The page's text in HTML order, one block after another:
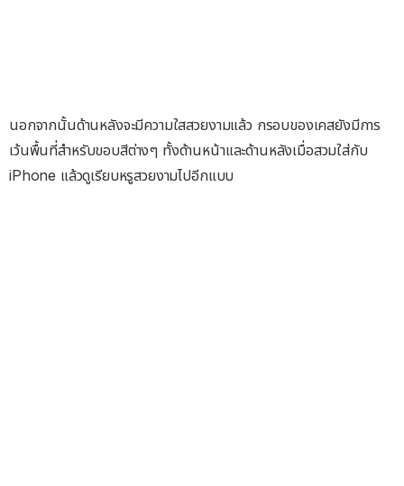
นอกจากนั้นด้านหลังจะมีความใสสวยงามแล้ว กรอบของเคสยังมีการ
เว้นพื้นที่สำหรับขอบสีต่างๆ ทั้งด้านหน้าและด้านหลังเมื่อสวมใส่กับ
iPhone แล้วดูเรียบหรูสวยงามไปอีกแบบ